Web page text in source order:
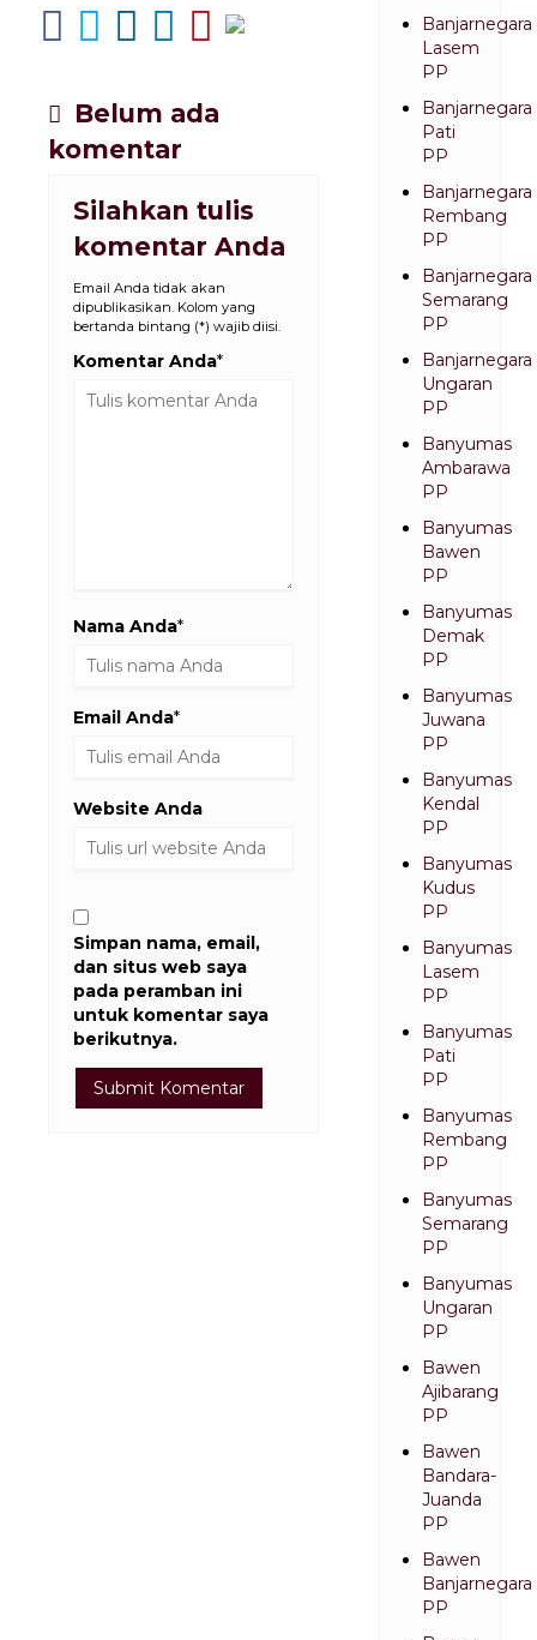
Belum ada
komentar
Silahkan tulis
komentar Anda
Email Anda tidak akan
dipublikasikan. Kolom yang
bertanda bintang (*) wajib diisi.
Komentar Anda*
Nama Anda*
Email Anda*
Website Anda
Simpan nama, email,
dan situs web saya
pada peramban ini
untuk komentar saya
berikutnya.
Banjarnegara
Lasem
PP
Banjarnegara
Pati
PP
Banjarnegara
Rembang
PP
Banjarnegara
Semarang
PP
Banjarnegara
Ungaran
PP
Banyumas
Ambarawa
PP
Banyumas
Bawen
PP
Banyumas
Demak
PP
Banyumas
Juwana
PP
Banyumas
Kendal
PP
Banyumas
Kudus
PP
Banyumas
Lasem
PP
Banyumas
Pati
PP
Banyumas
Rembang
PP
Banyumas
Semarang
PP
Banyumas
Ungaran
PP
Bawen
Ajibarang
PP
Bawen
Bandara-
Juanda
PP
Bawen
Banjarnegara
PP